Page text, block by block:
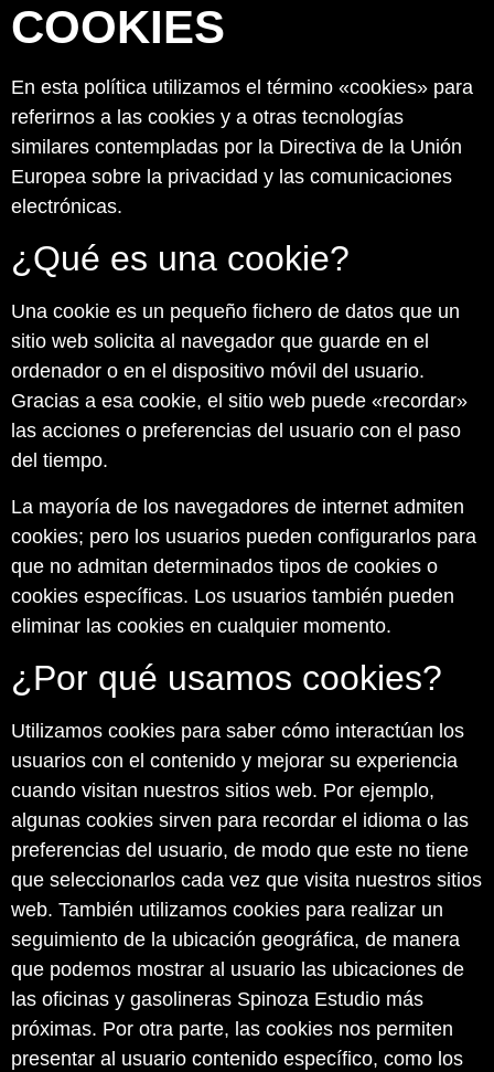
COOKIES
En esta política utilizamos el término «cookies» para
referirnos a las cookies y a otras tecnologías
similares contempladas por la Directiva de la Unión
Europea sobre la privacidad y las comunicaciones
electrónicas.
¿Qué es una cookie?
Una cookie es un pequeño fichero de datos que un
sitio web solicita al navegador que guarde en el
ordenador o en el dispositivo móvil del usuario.
Gracias a esa cookie, el sitio web puede «recordar»
las acciones o preferencias del usuario con el paso
del tiempo.
La mayoría de los navegadores de internet admiten
cookies; pero los usuarios pueden configurarlos para
que no admitan determinados tipos de cookies o
cookies específicas. Los usuarios también pueden
eliminar las cookies en cualquier momento.
¿Por qué usamos cookies?
Utilizamos cookies para saber cómo interactúan los
usuarios con el contenido y mejorar su experiencia
cuando visitan nuestros sitios web. Por ejemplo,
algunas cookies sirven para recordar el idioma o las
preferencias del usuario, de modo que este no tiene
que seleccionarlos cada vez que visita nuestros sitios
web. También utilizamos cookies para realizar un
seguimiento de la ubicación geográfica, de manera
que podemos mostrar al usuario las ubicaciones de
las oficinas y gasolineras Spinoza Estudio más
próximas. Por otra parte, las cookies nos permiten
presentar al usuario contenido específico, como los